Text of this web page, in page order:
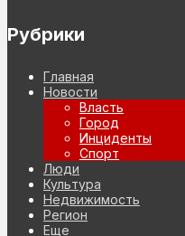
Рубрики
Главная
Новости
Власть
Город
Инциденты
Спорт
Люди
Культура
Недвижимость
Регион
Еще